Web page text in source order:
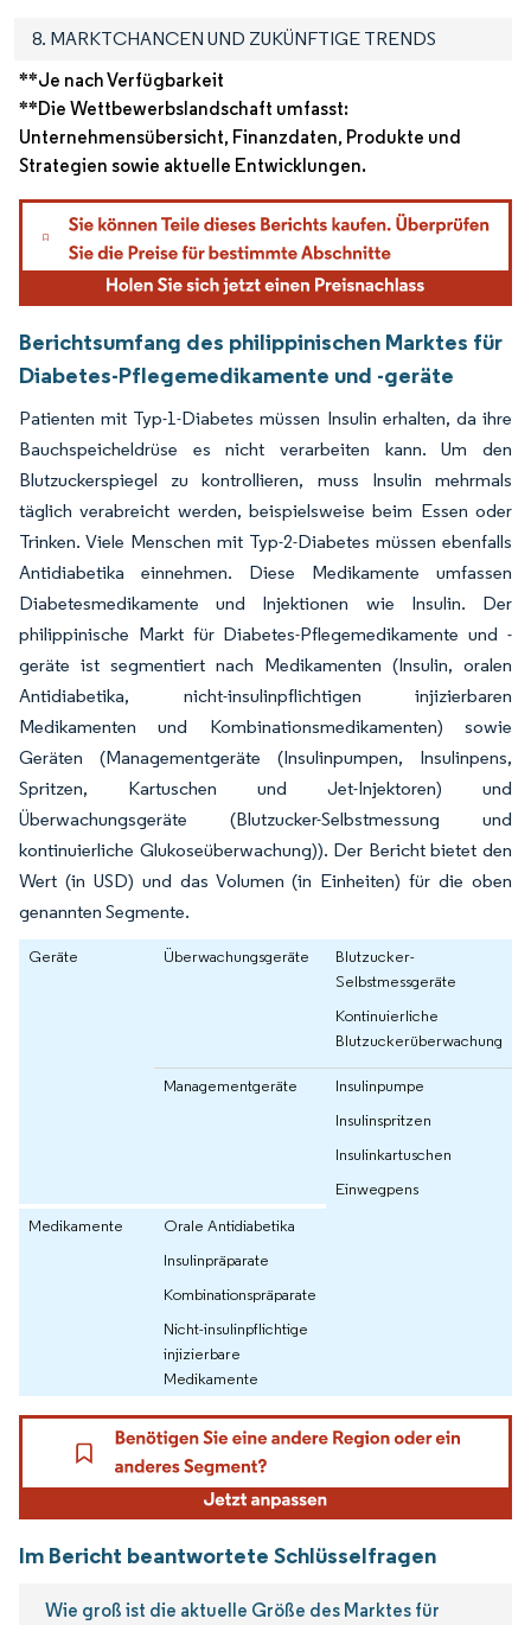
8. MARKTCHANCEN UND ZUKÜNFTIGE TRENDS
**Je nach Verfügbarkeit
**Die Wettbewerbslandschaft umfasst:
Unternehmensübersicht, Finanzdaten, Produkte und
Strategien sowie aktuelle Entwicklungen.
Berichtsumfang des philippinischen Marktes für
Diabetes-Pflegemedikamente und -geräte
Patienten mit Typ-1-Diabetes müssen Insulin erhalten, da ihre
Bauchspeicheldrüse es nicht verarbeiten kann. Um den
Blutzuckerspiegel zu kontrollieren, muss Insulin mehrmals
täglich verabreicht werden, beispielsweise beim Essen oder
Trinken. Viele Menschen mit Typ-2-Diabetes müssen ebenfalls
Antidiabetika einnehmen. Diese Medikamente umfassen
Diabetesmedikamente und Injektionen wie Insulin. Der
philippinische Markt für Diabetes-Pflegemedikamente und -
geräte ist segmentiert nach Medikamenten (Insulin, oralen
Antidiabetika, nicht-insulinpflichtigen injizierbaren
Medikamenten und Kombinationsmedikamenten) sowie
Geräten (Managementgeräte (Insulinpumpen, Insulinpens,
Spritzen, Kartuschen und Jet-Injektoren) und
Überwachungsgeräte (Blutzucker-Selbstmessung und
kontinuierliche Glukoseüberwachung)). Der Bericht bietet den
Wert (in USD) und das Volumen (in Einheiten) für die oben
genannten Segmente.
Geräte Überwachungsgeräte
Blutzucker-
Selbstmessgeräte
Kontinuierliche
Blutzuckerüberwachung
Managementgeräte
Insulinpumpe
Insulinspritzen
Insulinkartuschen
Einwegpens
Medikamente
Orale Antidiabetika
Insulinpräparate
Kombinationspräparate
Nicht-insulinpflichtige
injizierbare
Medikamente
Im Bericht beantwortete Schlüsselfragen
Wie groß ist die aktuelle Größe des Marktes für